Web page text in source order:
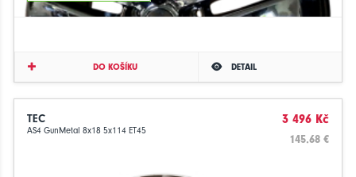
DO KOŠÍKU DETAIL
TEC
AS4 GunMetal 8x18 5x114 ET45
3 496 Kč
145.68 €